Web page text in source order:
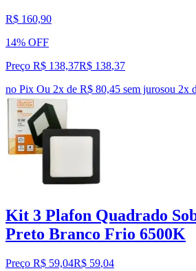
R$ 160,90
14% OFF
Preço R$ 138,37R$ 138,37
no Pix Ou 2x de R$ 80,45 sem jurosou 2x
Kit 3 Plafon Quadrado
Preto Branco Frio 6500K
Preço R$ 59,04R$ 59,04